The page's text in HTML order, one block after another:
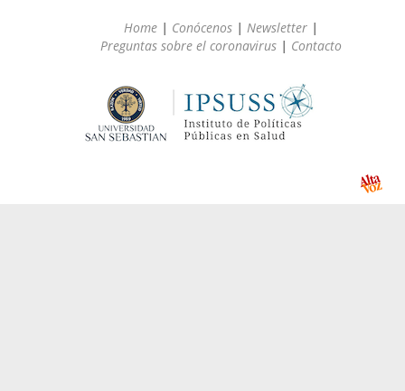
Home | Conócenos | Newsletter |
Preguntas sobre el coronavirus | Contacto